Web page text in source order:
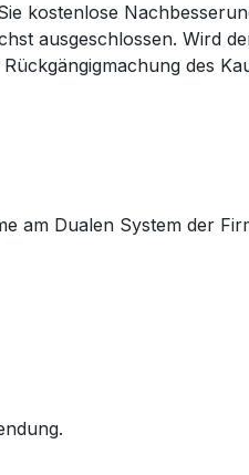
kostenlose
ausgeschlossen. Wird
des
am Dualen System der